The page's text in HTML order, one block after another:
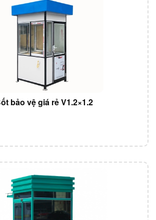
bảo vệ giá rẻ V1.2×1.2